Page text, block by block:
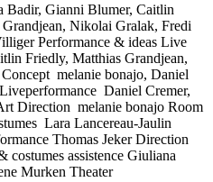
Badir, Gianni Blumer, Caitlin
Nikolai Gralak, Fredi
Performance & ideas Live
Friedly, Matthias Grandjean,
Concept melanie bonajo, Daniel
Daniel Cremer,
Direction melanie bonajo Room
Lara Lancereau-Jaulin
Thomas JekerDirection
costumes assistence Giuliana
Murken Theater